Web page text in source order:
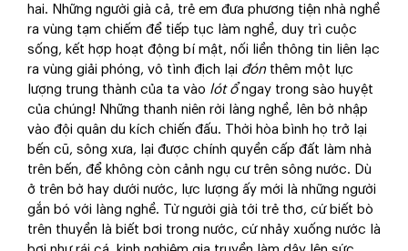
hai. Những người già cả, trẻ em đưa phương tiện nhà nghề
ra vùng tạm chiếm để tiếp tục làm nghề, duy trì cuộc
sống, kết hợp hoạt động bí mật, nối liền thông tin liên lạc
ra vùng giải phóng, vô tình địch lại đón thêm một lực
lượng trung thành của ta vào lót ổngay trong sào huyệt
của chúng! Những thanh niên rời làng nghề, lên bờ nhập
vào đội quân du kích chiến đấu. Thời hòa bình họ trở lại
bến cũ, sông xưa, lại được chính quyền cấp đất làm nhà
trên bến, để không còn cảnh ngụ cư trên sông nước. Dù
ở trên bờ hay dưới nước, lực lượng ấy mới là những người
gắn bó với làng nghề. Từ người già tới trẻ thơ, cứ biết bò
trên thuyền là biết bơi trong nước, cứ nhảy xuống nước là